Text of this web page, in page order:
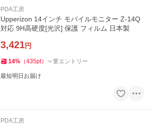
PDA工房
Upperizon 14インチ モバイルモニター Z-14Q
対応 9H高硬度[光沢] 保護 フィルム 日本製
3,421円
14% （435pt） 要エントリー
最短明日お届け
PDA工房